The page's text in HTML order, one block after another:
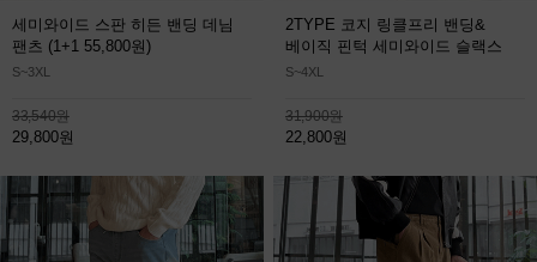
세미와이드 스판 히든 밴딩 데님
팬츠 (1+1 55,800원)
S~3XL
33,540원
29,800원
2TYPE 코지 링클프리 밴딩&
베이직 핀턱 세미와이드 슬랙스
S~4XL
31,900원
22,800원